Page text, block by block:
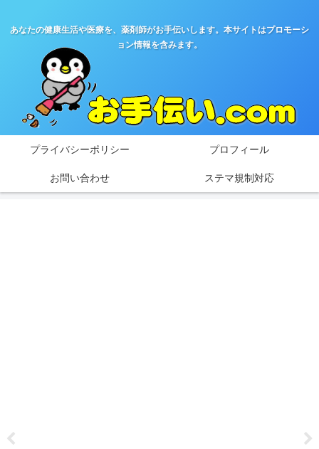
あなたの健康生活や医療を、薬剤師がお手伝いします。本サイトはプロモーシ
ョン情報を含みます。
プライバシーポリシー プロフィール
お問い合わせ ステマ規制対応